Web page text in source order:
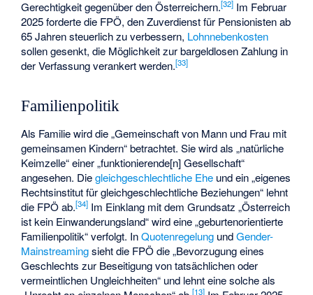
Gerechtigkeit gegenüber den Österreichern.[32] Im Februar
2025 forderte die FPÖ, den Zuverdienst für Pensionisten ab
65 Jahren steuerlich zu verbessern, Lohnnebenkosten
sollen gesenkt, die Möglichkeit zur bargeldlosen Zahlung in
der Verfassung verankert werden.[33]
Familienpolitik
Als Familie wird die „Gemeinschaft von Mann und Frau mit
gemeinsamen Kindern“ betrachtet. Sie wird als „natürliche
Keimzelle“ einer „funktionierende[n] Gesellschaft“
angesehen. Diegleichgeschlechtliche Ehe und ein „eigenes
Rechtsinstitut für gleichgeschlechtliche Beziehungen“ lehnt
die FPÖ ab.[34] Im Einklang mit dem Grundsatz „Österreich
ist kein Einwanderungsland“ wird eine „geburtenorientierte
Familienpolitik“ verfolgt. InQuotenregelung undGender-
Mainstreamingsieht die FPÖ die „Bevorzugung eines
Geschlechts zur Beseitigung von tatsächlichen oder
vermeintlichen Ungleichheiten“ und lehnt eine solche als
[13]